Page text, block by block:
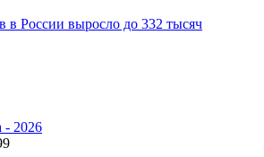
в России выросло до 332 тысяч
- 2026